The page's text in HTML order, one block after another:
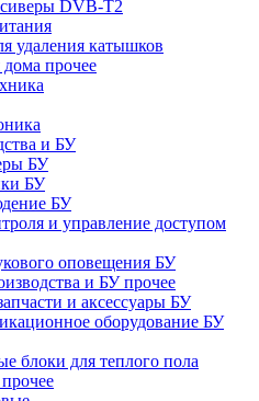
DVB-T2
удаления катышков
прочее
и БУ
БУ
БУ
БУ
и управление доступом
оповещения БУ
и БУ прочее
и аксессуары БУ
оборудование БУ
блоки для теплого пола